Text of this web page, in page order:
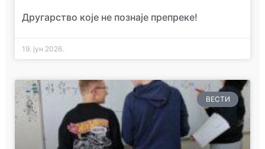
Другарство које не познаје препреке!
19. јун 2026.
ВЕСТИ